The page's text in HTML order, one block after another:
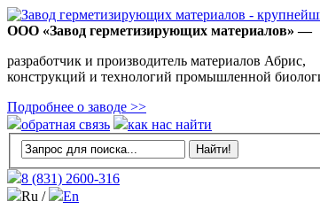
ООО «Завод герметизирующих материалов» —
разработчик и производитель материалов Абрис,
конструкций и технологий промышленной
Подробнее о заводе >>
обратная связь
как нас найти
8 (831) 2600-316
Ru /
En